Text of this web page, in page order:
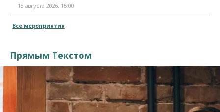
18 августа 2026, 15:00
Все мероприятия
Прямым Текстом